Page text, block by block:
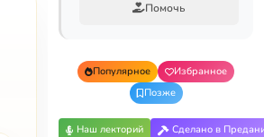
Помочь
Популярное
Избранное
Позже
Наш лекторий Сделано в